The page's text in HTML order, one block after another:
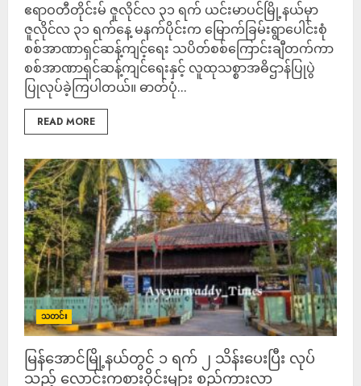
ဧရာဝတီတိုင်းမ် ဇူလိုင်လ ၃၁ ရက် ယင်းမာပင်မြို့နယ်မှာ
ဇူလိုင်လ ၃၁ ရက်နေ့ မနက်ပိုင်းက မြောက်ခြမ်းရွာပေါင်းစုံ
စစ်အာဏာရှင်ဆန့်ကျင့်ရေး သပိတ်စစ်ကြောင်းချီတက်ကာ
စစ်အာဏာရှင်ဆန့်ကျင်ရေးနှင့် လူထုသစ္စာအဓိဌာန်ပြုပွဲ
ပြုလုပ်ခဲ့ကြပါတယ်။ ဓာတ်ပုံ...
READ MORE
သတင်း
မြန်အောင်မြို့နယ်တွင် ၁ ရက် ၂ သိန်းပေးပြီး လုပ်
သည့် လောင်းကစားဝိုင်းများ စည်ကားလာ